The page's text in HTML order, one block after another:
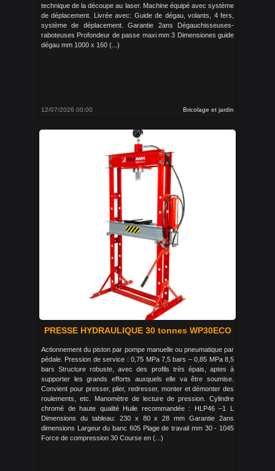
technique de la découpe au laser. Machine équipé avec système
de déplacement. Livrée avec: Guide de dégau, volants, 4 fers,
système de déplacement. Garantie 2ans Dégauchisseuses-
raboteuses Profondeur de passe maxi mm 3 Dimensiones guide
dégau mm 1000 x 160 (...)
12/07/2026 00:00 Bricolage et jardin
PRESSE HYDRAULIQUE 30 tonnes WP30ECO
Actionnement du piston par pompe manuelle ou pneumatique par
pédale. Pression de service : 0,75 MPa 7,5 bars – 0,85 MPa 8,5
bars Structure robuste, avec des profils très épais, aptes à
supporter les grands efforts auxquels elle va être soumise.
Convient pour presser, plier, redresser, monter et démonter des
roulements, etc. Manomètre de lecture de pression. Cylindre
chromé de haute qualité Huile recommandée : HLP46 –1 L
Dimensions du tableau: 230 x 80 x 28 mm Garantie 2ans
dimensions Largeur du banc 605 Plage de travail mm 30 - 1045
Force de compression 30 Course en (...)